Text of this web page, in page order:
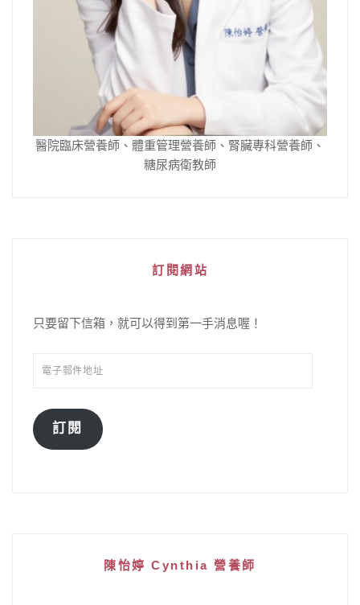
醫院臨床營養師、體重管理營養師、腎臟專科營養師、
糖尿病衛教師
訂閱網站
只要留下信箱，就可以得到第一手消息喔！
訂閱
陳怡婷 Cynthia 營養師